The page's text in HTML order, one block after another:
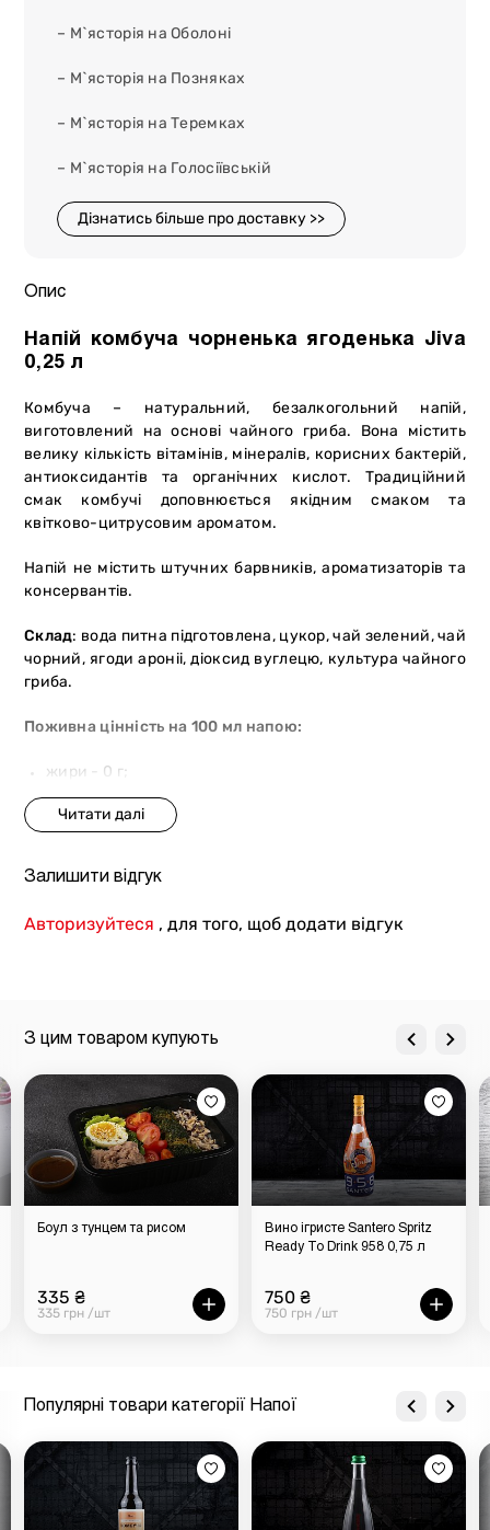
– М`ясторія на Оболоні
– М`ясторія на Позняках
– М`ясторія на Теремках
– М`ясторія на Голосіївській
Дізнатись більше про доставку >>
Опис
Напій комбуча чорненька ягоденька Jiva
0,25 л
Комбуча – натуральний, безалкогольний напій,
виготовлений на основі чайного гриба. Вона містить
велику кількість вітамінів, мінералів, корисних бактерій,
антиоксидантів та органічних кислот. Традиційний
смак комбучі доповнюється якідним смаком та
квітково-цитрусовим ароматом.
Напій не містить штучних барвників, ароматизаторів та
консервантів.
Склад: вода питна підготовлена, цукор, чай зелений, чай
чорний, ягоди ароніі, діоксид вуглецю, культура чайного
гриба.
Поживна цінність на 100 мл напою:
жири - 0 г;
вуглеводи - 5,0 г;
білки - 0 г;
Залишити відгук
Авторизуйтеся , для того, щоб додати відгук
З цим товаром купують
Боул з тунцем та рисом
335 ₴
335 грн /шт
Вино ігристе Santero Spritz
Ready To Drink 958 0,75 л
750 ₴
750 грн /шт
Популярні товари категорії Напої